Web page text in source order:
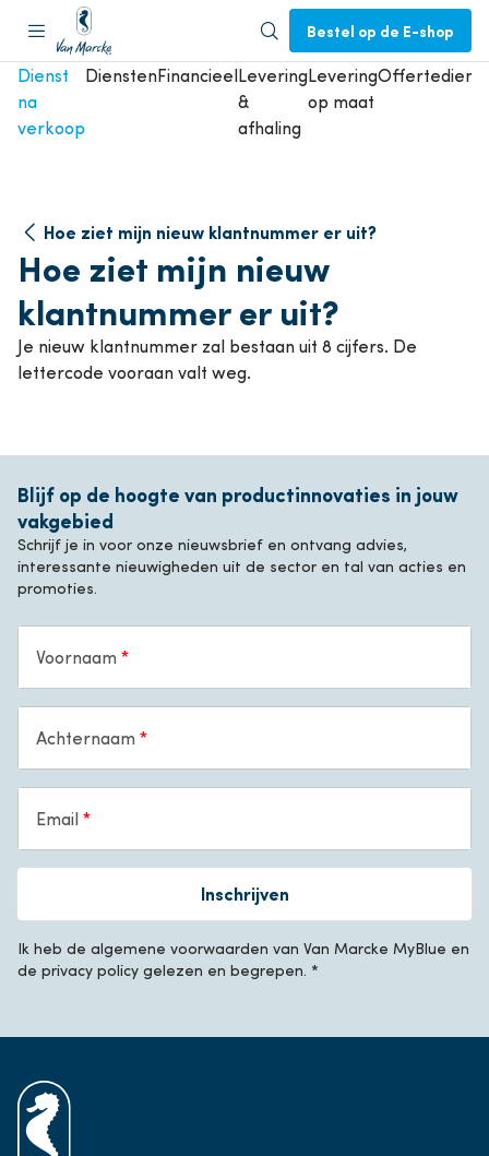
Bestel op de E-shop
Dienst
na
verkoop
DienstenFinancieelLevering
&
afhaling
Levering
op maat
Offertedienst
Hoe ziet mijn nieuw klantnummer er uit?
Hoe ziet mijn nieuw
klantnummer er uit?
Je nieuw klantnummer zal bestaan uit 8 cijfers. De
lettercode vooraan valt weg.
Blijf op de hoogte van productinnovaties in jouw
vakgebied
Schrijf je in voor onze nieuwsbrief en ontvang advies,
interessante nieuwigheden uit de sector en tal van acties en
promoties.
Voornaam
Achternaam
Email
Inschrijven
Ik heb de algemene voorwaarden van Van Marcke MyBlue en
de privacy policy gelezen en begrepen. *